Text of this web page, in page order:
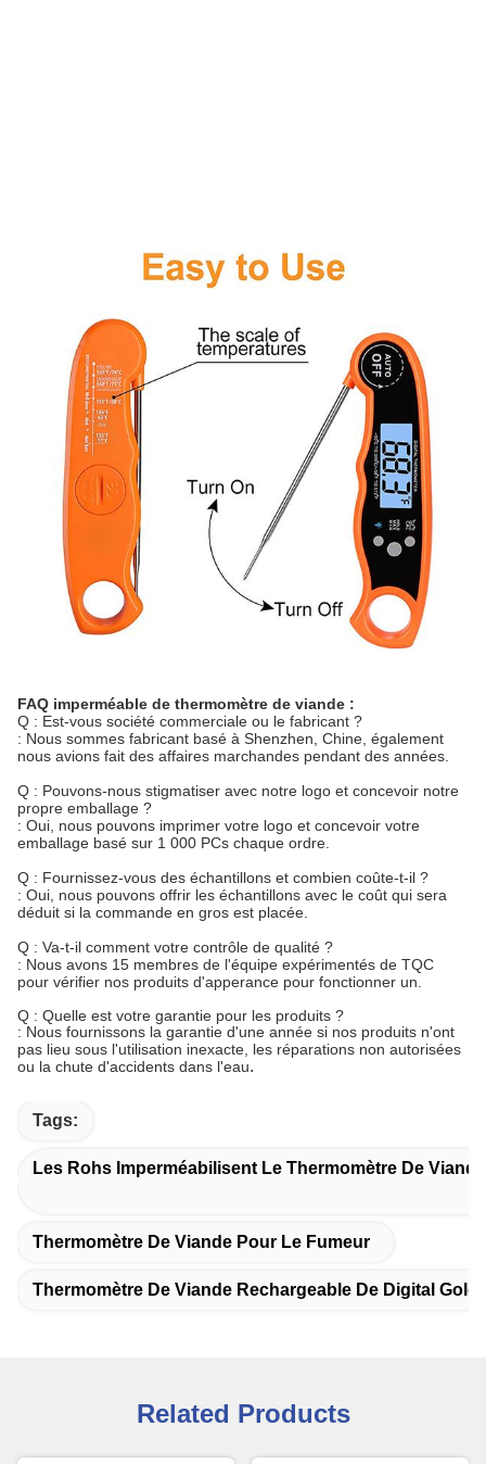
FAQ imperméable de thermomètre de viande :
Q : Est-vous société commerciale ou le fabricant ?
: Nous sommes fabricant basé à Shenzhen, Chine, également
nous avions fait des affaires marchandes pendant des années.
Q : Pouvons-nous stigmatiser avec notre logo et concevoir notre
propre emballage ?
: Oui, nous pouvons imprimer votre logo et concevoir votre
emballage basé sur 1 000 PCs chaque ordre.
Q : Fournissez-vous des échantillons et combien coûte-t-il ?
: Oui, nous pouvons offrir les échantillons avec le coût qui sera
déduit si la commande en gros est placée.
Q : Va-t-il comment votre contrôle de qualité ?
: Nous avons 15 membres de l'équipe expérimentés de TQC
pour vérifier nos produits d'apperance pour fonctionner un.
Q : Quelle est votre garantie pour les produits ?
: Nous fournissons la garantie d'une année si nos produits n'ont
pas lieu sous l'utilisation inexacte, les réparations non autorisées
ou la chute d'accidents dans l'eau.
Tags:
Les Rohs Imperméabilisent Le Thermomètre De Viande
Thermomètre De Viande Pour Le Fumeur
Thermomètre De Viande Rechargeable De Digital
Related Products